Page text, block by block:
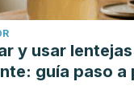
y usar
guía paso a